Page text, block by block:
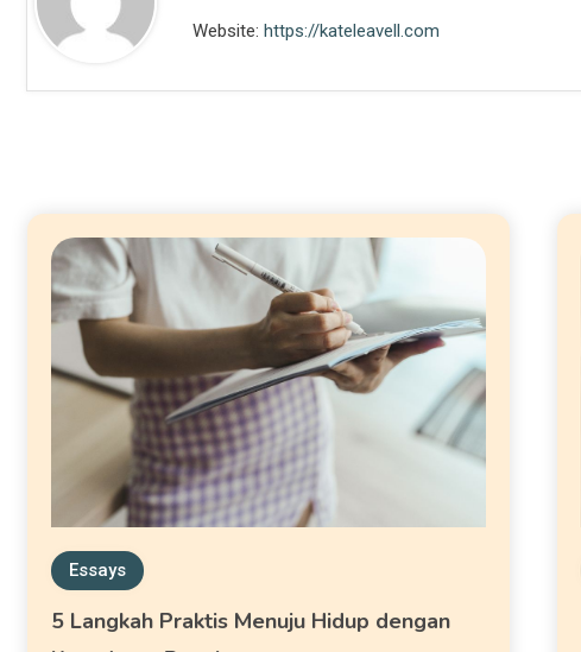
Website: https://kateleavell.com
Essays
5 Langkah Praktis Menuju Hidup dengan